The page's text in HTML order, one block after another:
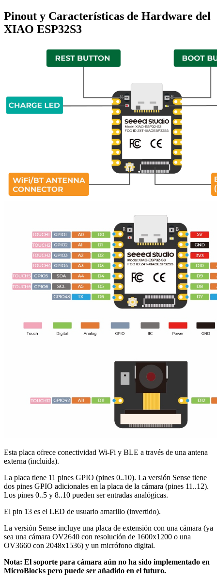
Pinout y Características de Hardware del
XIAO ESP32S3
Esta placa ofrece conectividad Wi-Fi y BLE a través de una antena
externa (incluida).
La placa tiene 11 pines GPIO (pines 0..10). La versión Sense tiene
dos pines GPIO adicionales en la placa de la cámara (pines 11..12).
Los pines 0..5 y 8..10 pueden ser entradas analógicas.
El pin 13 es el LED de usuario amarillo (invertido).
La versión Sense incluye una placa de extensión con una cámara (ya
sea una cámara OV2640 con resolución de 1600x1200 o una
OV3660 con 2048x1536) y un micrófono digital.
Nota: El soporte para cámara aún no ha sido implementado en
MicroBlocks pero puede ser añadido en el futuro.